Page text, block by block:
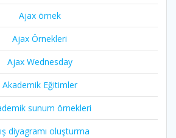
Ajax örnek
Ajax Örnekleri
Ajax Wednesday
Akademik Eğitimler
sunum örnekleri
diyagramı oluşturma